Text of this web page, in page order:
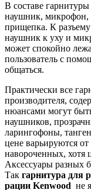
В составе
наушник, микрофон,
прищепка. К разъему
наушник к уху и
может спокойно
пользователь с
общаться.
Практически все
производителя,
нюансами могут
наушников,
ларингофоны,
цене варьируются
навороченных, хотя
Аксессуары разных
Так гарнитура для
рации Kenwood не